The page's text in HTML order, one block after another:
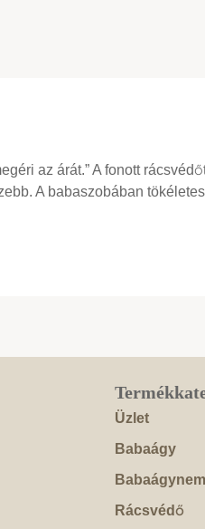
az árát.” A fonott
A babaszobában
Üzlet
Babaágy
Rácsvédő